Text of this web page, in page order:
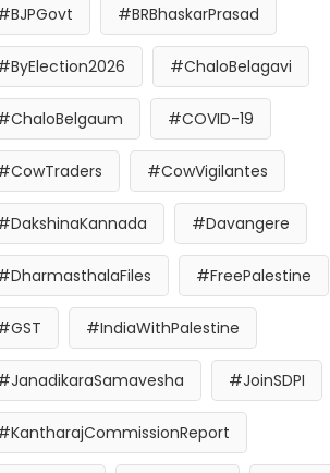
#BRBhaskarPrasad
#ChaloBelagavi
#COVID-19
#CowVigilantes
#Davangere
#FreePalestine
#IndiaWithPalestine
#JoinSDPI